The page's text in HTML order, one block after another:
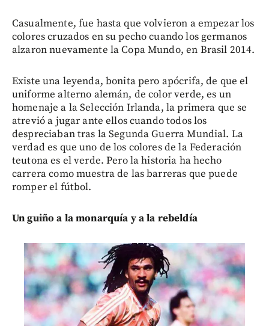
Casualmente, fue hasta que volvieron a empezar los
colores cruzados en su pecho cuando los germanos
alzaron nuevamente la Copa Mundo, en Brasil 2014.
Existe una leyenda, bonita pero apócrifa, de que el
uniforme alterno alemán, de color verde, es un
homenaje a la Selección Irlanda, la primera que se
atrevió a jugar ante ellos cuando todos los
despreciaban tras la Segunda Guerra Mundial. La
verdad es que uno de los colores de la Federación
teutona es el verde. Pero la historia ha hecho
carrera como muestra de las barreras que puede
romper el fútbol.
Un guiño a la monarquía y a la rebeldía